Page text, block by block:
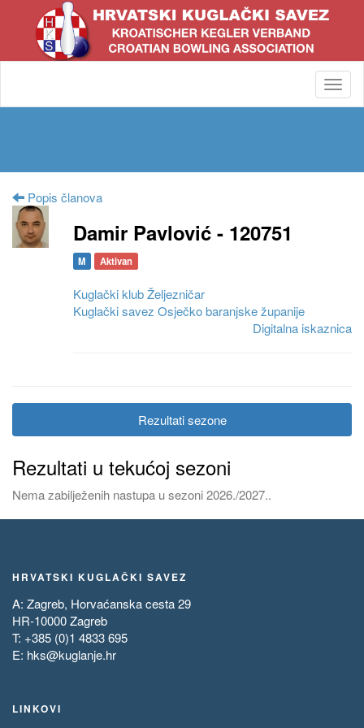
Popis članova
Damir Pavlović - 120751
M Aktivan
Kuglački klub Željezničar
Kuglački savez Osječko baranjske županije
Digitalna iskaznica
Rezultati sezone
Rezultati u tekućoj sezoni
Nema zabilježenih nastupa u sezoni 2026./2027..
HRVATSKI KUGLAČKI SAVEZ
A: Zagreb, Horvaćanska cesta 29
HR-10000 Zagreb
T: +385 (0)1 4833 695
E: hks@kuglanje.hr
LINKOVI